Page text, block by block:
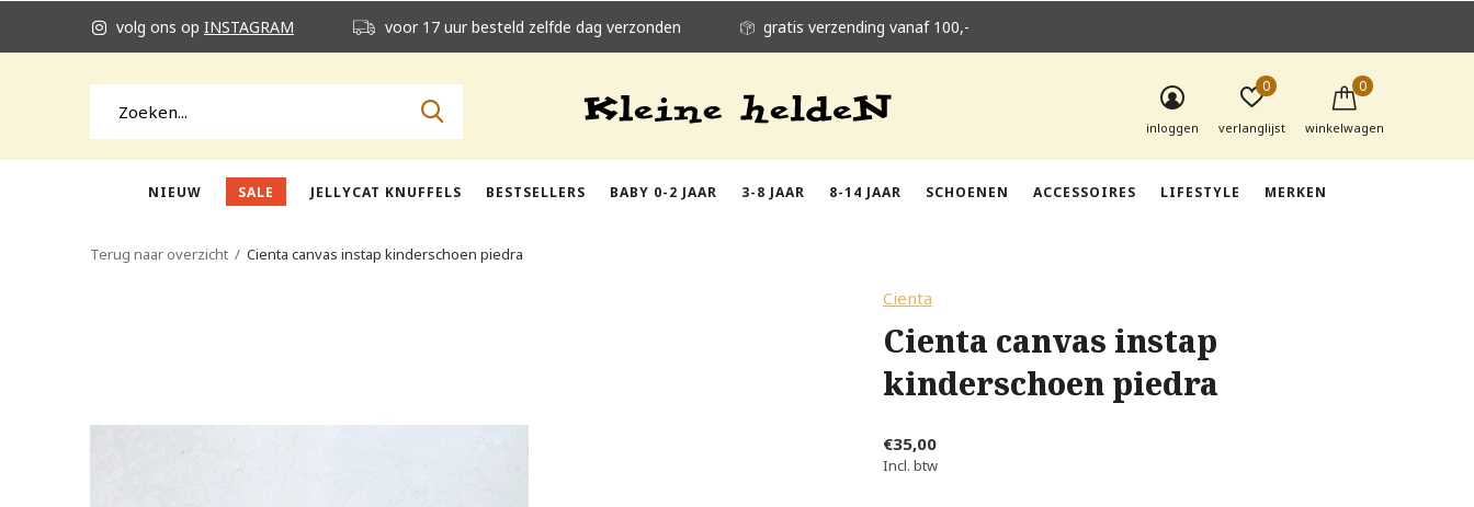
NIEUW SALE JELLYCAT KNUFFELS BESTSELLERS BABY 0-2 JAAR 3-8 JAAR 8-14 JAAR SCHOENEN ACCESSOIRES LIFESTYLE MERKEN
inloggen verlanglijst
0
winkelwagen
0
volg ons op INSTAGRAM voor 17 uur besteld zelfde dag verzonden gratis verzending vanaf 100,-
Terug naar overzicht Cienta canvas instap kinderschoen piedra
Cienta
Cienta canvas instap
kinderschoen piedra
€35,00
Incl. btw